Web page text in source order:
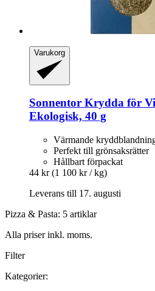
Varukorg
Sonnentor Krydda för
Ekologisk, 40 g
Värmande
Perfekt till grönsaksrätter
Hållbart förpackat
44 kr (1 100 kr / kg)
Leverans till 17. augusti
Pizza & Pasta: 5 artiklar
Alla priser inkl. moms.
Filter
Kategorier: